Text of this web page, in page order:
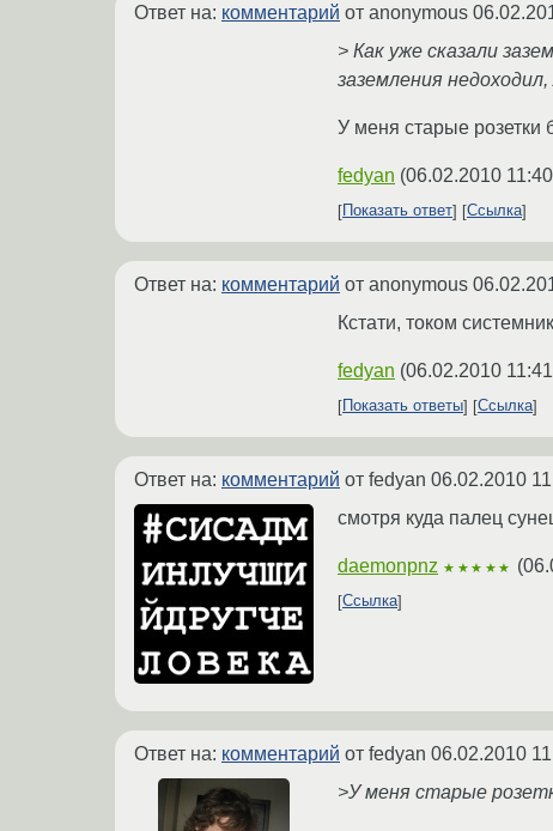
Ответ на: комментарий от anonymous
> Как уже сказали
заземления
У меня старые розетки
fedyan (06.02.2010
Показать ответ
Ссылка
Ответ на: комментарий от anonymous
Кстати, током
fedyan (06.02.2010
Показать ответы
Ссылка
Ответ на: комментарий от fedyan 06.02.2010
смотря куда палец
daemonpnz ★★★★★ (
Ссылка
Ответ на: комментарий от fedyan 06.02.2010
>У меня старые